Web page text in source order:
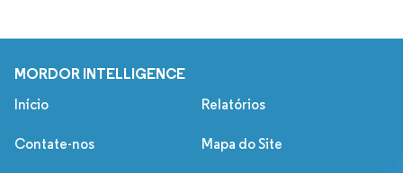
MORDOR INTELLIGENCE
Início Relatórios
Contate-nos Mapa do Site